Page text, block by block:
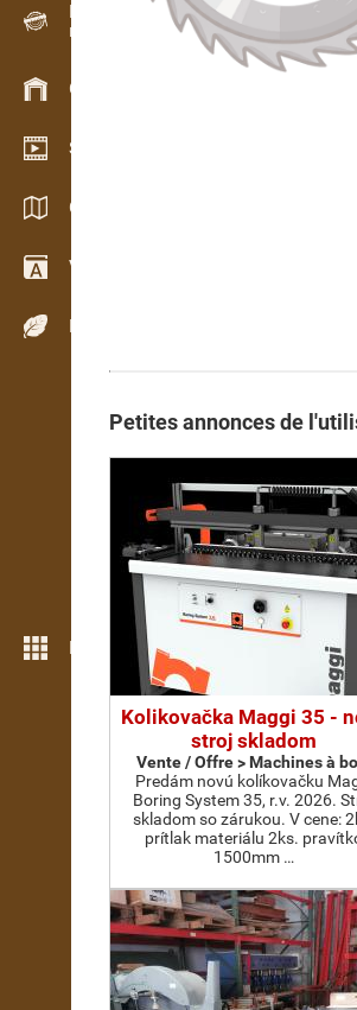
Enregistreur
Inventaire du bois sur le terrain
Gestion du stock
Schowroom vidéo
Catalogues / Brochures
Vocabulaire
Espèces de bois
Plus de fonctions
Petites annonces de
Kolikovačka Maggi 35 -
stroj skladom
Vente / Offre > Machines à
Predám novú kolíkovačku
Boring System 35, r.v. 2026.
skladom so zárukou. V cene:
prítlak materiálu 2ks.
1500mm …